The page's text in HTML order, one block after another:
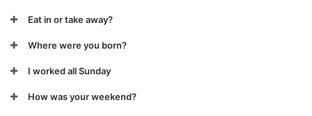
Eat in or take away?
Where were you born?
I worked all Sunday
How was your weekend?